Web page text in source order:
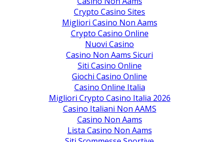
Crypto Casino Sites
Migliori Casino Non Aams
Crypto Casino Online
Nuovi Casino
Casino Non Aams Sicuri
Siti Casino Online
Giochi Casino Online
Casino Online Italia
Migliori Crypto Casino Italia 2026
Casino Italiani Non AAMS
Casino Non Aams
Lista Casino Non Aams